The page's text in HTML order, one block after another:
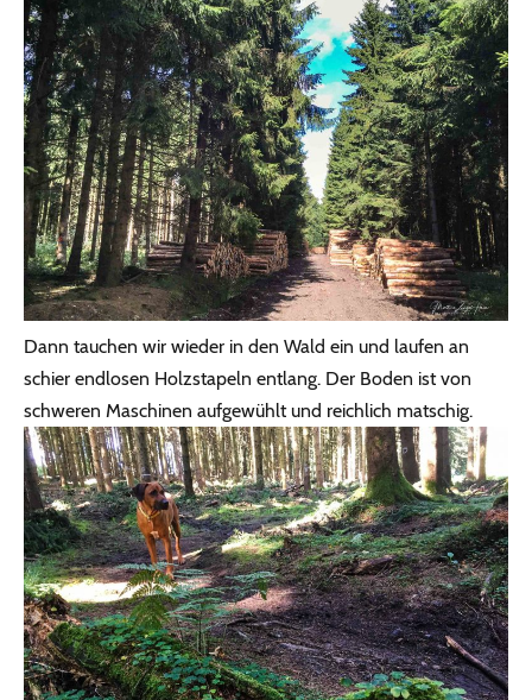
Dann tauchen wir wieder in den Wald ein und laufen an
schier endlosen Holzstapeln entlang. Der Boden ist von
schweren Maschinen aufgewühlt und reichlich matschig.